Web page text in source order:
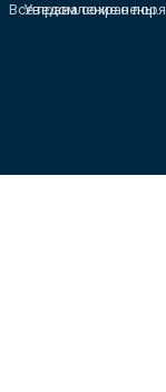
Все права сохранены.
Уведомление о